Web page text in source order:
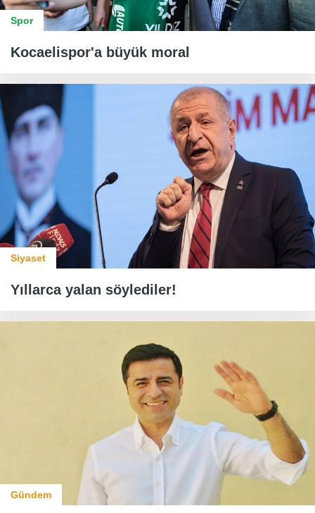
Spor
Kocaelispor'a büyük moral
Siyaset
Yıllarca yalan söylediler!
Gündem